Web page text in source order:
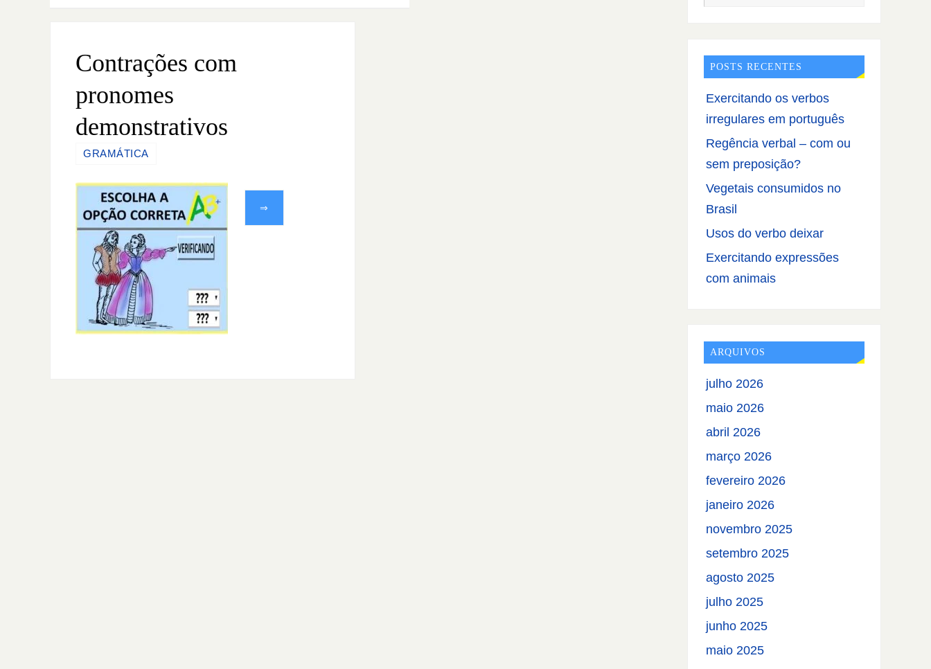
Contrações com
pronomes
demonstrativos
GRAMÁTICA
⇒
POSTS RECENTES
Exercitando os verbos
irregulares em português
Regência verbal – com ou
sem preposição?
Vegetais consumidos no
Brasil
Usos do verbo deixar
Exercitando expressões
com animais
ARQUIVOS
julho 2026
maio 2026
abril 2026
março 2026
fevereiro 2026
janeiro 2026
novembro 2025
setembro 2025
agosto 2025
julho 2025
junho 2025
maio 2025